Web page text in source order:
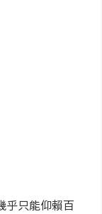
乎只能仰賴百